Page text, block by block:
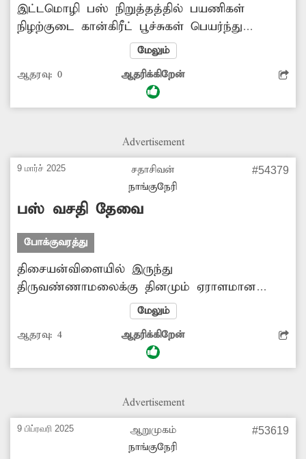
இட்டமொழி பஸ் நிறுத்தத்தில் பயணிகள்
நிழற்குடை கான்கிரீட் பூச்சுகள் பெயர்ந்து
விழுந்து சேதமடைந்த நிலையில் உள்ளது.
அதன் அருகில் உள்ள ஆலமரத்தின்
விழுதுகளும் பயணிகள் நிழற்குடையை சூழ்ந்து
வளர்ந்ததால் எந்த நேரத்திலும் இடிந்து விழும்
பயணிகள் நிழற்குடையை அகற்றி விட்டு,
எடுக்க கேட்டு கொள்கிறேன்.
மேலும்
ஆதரவு: 0 ஆதரிக்கிறேன்
Advertisement
9 மார்ச் 2025
சதாசிவன்
நாங்குநேரி
#54379
பஸ் வசதி தேவை
போக்குவரத்து
திசையன்விளையில் இருந்து
திருவண்ணாமலைக்கு தினமும் ஏராளமான
பக்தர்கள் சென்று வருகின்றனர். இந்த
வழித்தடத்தில் நேரடி பஸ் வசதி இல்லாததால்,
நெல்லைக்கு சென்று மாறி செல்கின்றனர்.
எனவே திசையன்விளை- திருவண்ணாமலை
தொடங்குவதற்கு அதிகாரிகள் ஏற்பாடு செய்ய
மேலும்
ஆதரவு: 4 ஆதரிக்கிறேன்
Advertisement
9 பிப்ரவரி 2025
ஆறுமுகம்
நாங்குநேரி
#53619